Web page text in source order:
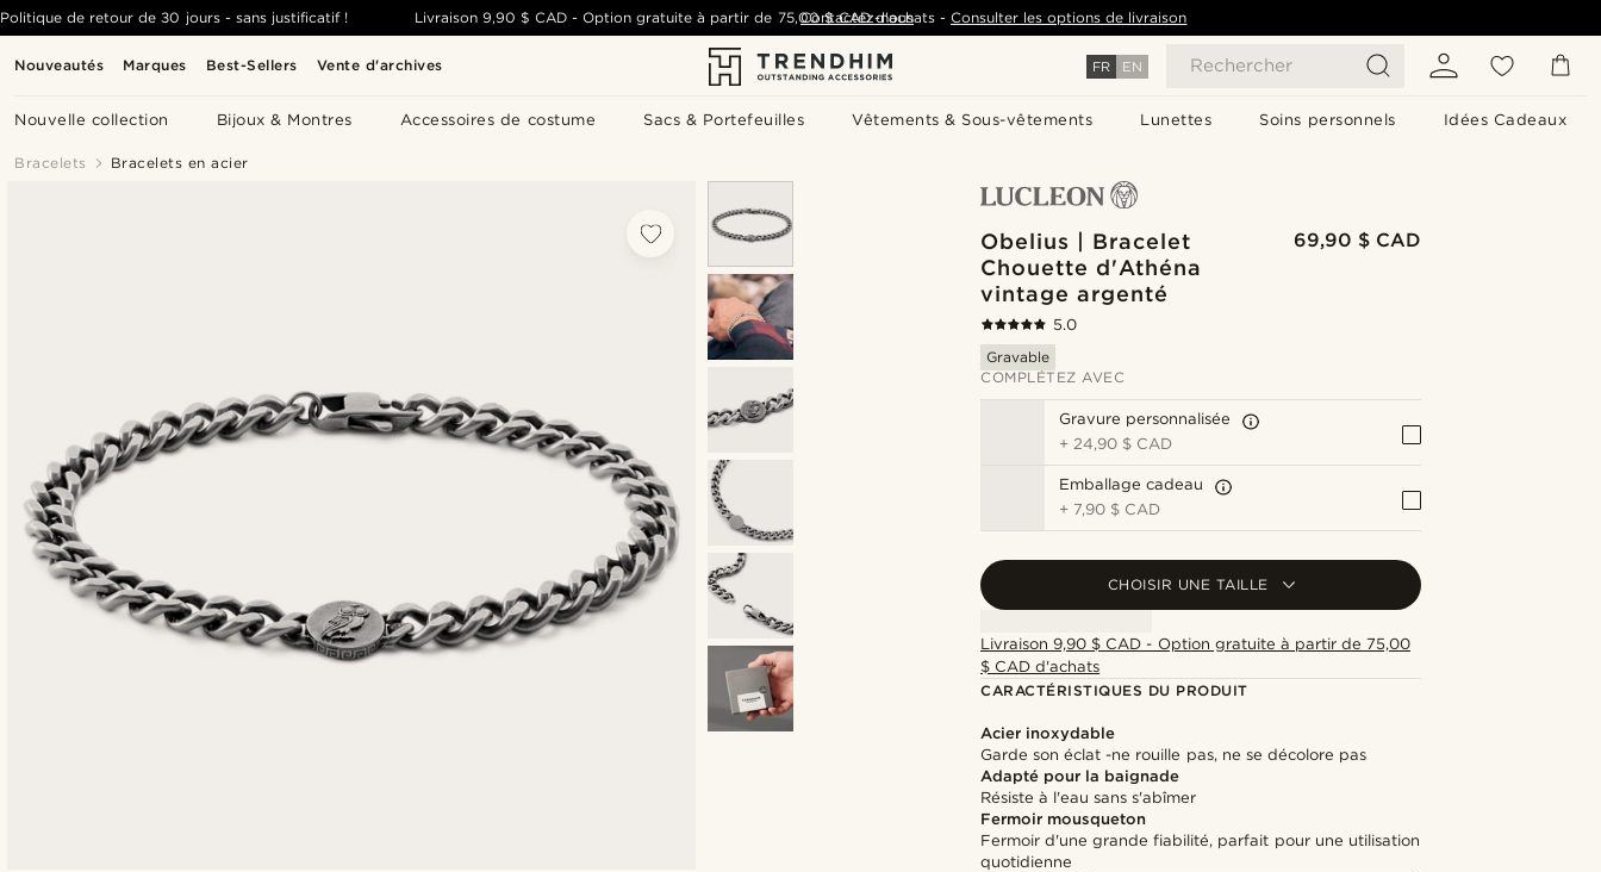
Nouveautés Marques Best-Sellers Vente d'archives FR EN Rechercher
Nouvelle collection Bijoux & Montres Accessoires de costume Sacs & Portefeuilles Vêtements & Sous-vêtements Lunettes Soins personnels Idées Cadeaux
Politique de retour de 30 jours - sans justificatif ! Livraison 9,90 $ CAD-Option gratuite à partir de 75,00 $ CAD d'achats - Consulter les options de livraison
Contactez-nous
Bracelets Bracelets en acier
Obelius | Bracelet
Chouette d'Athéna
vintage argenté
69,90 $ CAD
5.0
Gravable
COMPLÉTEZ AVEC
Gravure personnalisée
+ 24,90 $ CAD
Emballage cadeau
+ 7,90 $ CAD
CHOISIR UNE TAILLE
Livraison 9,90 $ CAD - Option gratuite à partir de 75,00
$ CAD d'achats
CARACTÉRISTIQUES DU PRODUIT
Acier inoxydable
Garde son éclat -ne rouille pas, ne se décolore pas
Adapté pour la baignade
Résiste à l'eau sans s'abîmer
Fermoir mousqueton
Fermoir d'une grande fiabilité, parfait pour une utilisation
quotidienne